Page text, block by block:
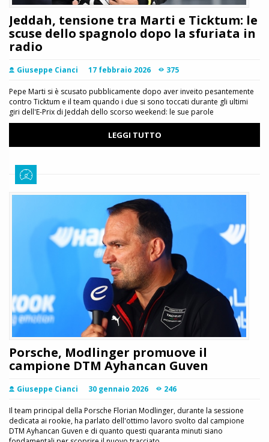
Jeddah, tensione tra Marti e Ticktum: le
scuse dello spagnolo dopo la sfuriata in
radio
Giuseppe Cianci 17 febbraio 2026 375
Pepe Marti si è scusato pubblicamente dopo aver inveito pesantemente
contro Ticktum e il team quando i due si sono toccati durante gli ultimi
giri dell'E-Prix di Jeddah dello scorso weekend: le sue parole
LEGGI TUTTO
Porsche, Modlinger promuove il
campione DTM Ayhancan Guven
Giuseppe Cianci 30 gennaio 2026 246
Il team principal della Porsche Florian Modlinger, durante la sessione
dedicata ai rookie, ha parlato dell'ottimo lavoro svolto dal campione
DTM Ayhancan Guven e di quanto questi quaranta minuti siano